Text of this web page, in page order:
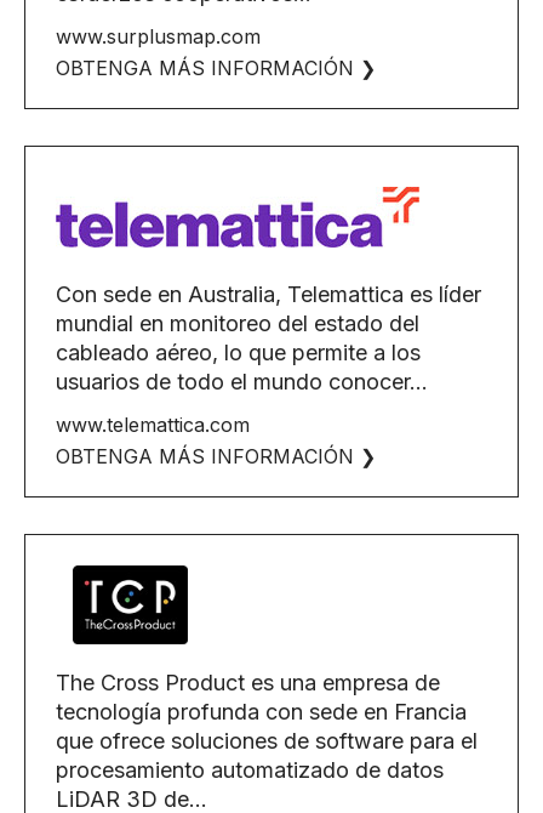
www.surplusmap.com
OBTENGA MÁS INFORMACIÓN ❯
Con sede en Australia, Telemattica es líder
mundial en monitoreo del estado del
cableado aéreo, lo que permite a los
usuarios de todo el mundo conocer...
www.telemattica.com
OBTENGA MÁS INFORMACIÓN ❯
The Cross Product es una empresa de
tecnología profunda con sede en Francia
que ofrece soluciones de software para el
procesamiento automatizado de datos
LiDAR 3D de...